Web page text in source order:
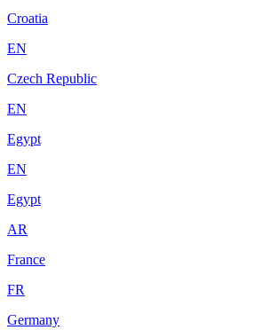
Croatia
EN
Czech Republic
EN
Egypt
EN
Egypt
AR
France
FR
Germany